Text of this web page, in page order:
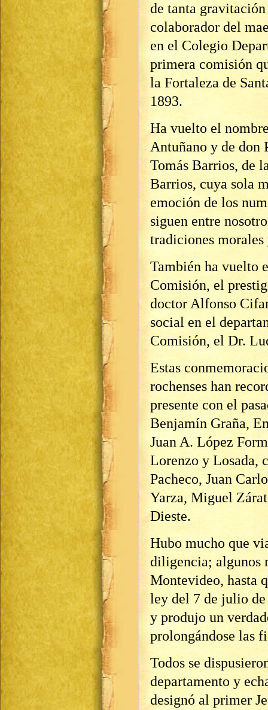
de tanta
colaborador del
en el Colegio
primera comisión
la Fortaleza de
1893.
Ha vuelto el
Antuñano y de
Tomás Barrios, de
Barrios, cuya sola
emoción de los
siguen entre
tradiciones
También ha vuelto
Comisión, el
doctor Alfonso
social en el
Comisión, el Dr.
Estas
rochenses han
presente con el
Benjamín Graña,
Juan A. López
Lorenzo y Losada,
Pacheco, Juan
Yarza, Miguel
Dieste.
Hubo mucho que
diligencia; algunos
Montevideo, hasta
ley del 7 de julio
y produjo un
prolongándose las
Todos se
departamento y
designó al primer